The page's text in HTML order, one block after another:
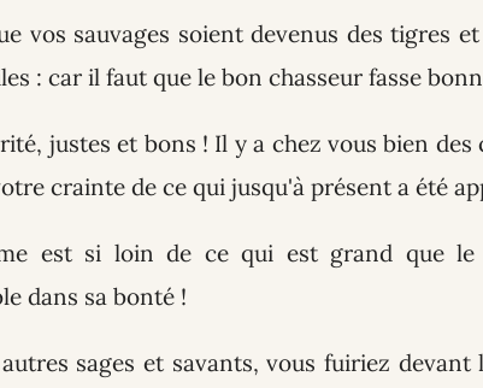
vos sauvages soient devenus des tigres
: car il faut que le bon chasseur fasse
justes et bons ! Il y a chez vous bien
crainte de ce qui jusqu'à présent a été
est si loin de ce qui est grand que le
dans sa bonté !
sages et savants, vous fuiriez devant